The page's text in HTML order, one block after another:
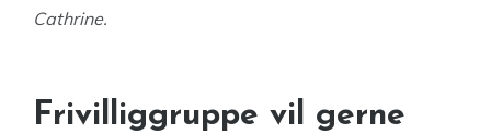
Cathrine.
Frivilliggruppe vil gerne